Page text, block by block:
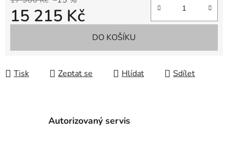
15 215 Kč
DO KOŠÍKU
Tisk Zeptat se Hlídat Sdílet
Autorizovaný servis